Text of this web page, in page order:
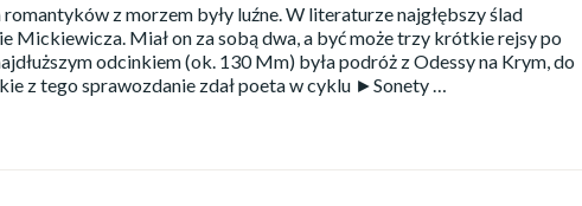
z morzem były luźne. W literaturze najgłębszy ślad
Mickiewicza. Miał on za sobą dwa, a być może trzy krótkie rejsy po
odcinkiem (ok. 130 Mm) była podróż z Odessy na Krym, do
z tego sprawozdanie zdał poeta w cyklu ►Sonety …